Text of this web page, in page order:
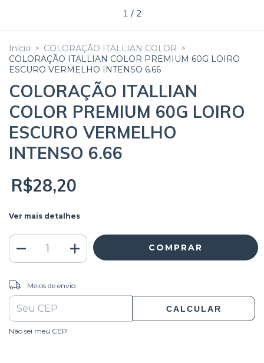
1 / 2
Início > COLORAÇÃO ITALLIAN COLOR >
COLORAÇÃO ITALLIAN COLOR PREMIUM 60G LOIRO
ESCURO VERMELHO INTENSO 6.66
COLORAÇÃO ITALLIAN
COLOR PREMIUM 60G LOIRO
ESCURO VERMELHO
INTENSO 6.66
R$28,20
Ver mais detalhes
Entregas para o CEP:
Meios de envio
CALCULAR
Não sei meu CEP